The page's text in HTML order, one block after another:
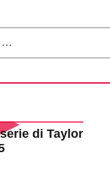
di Taylor